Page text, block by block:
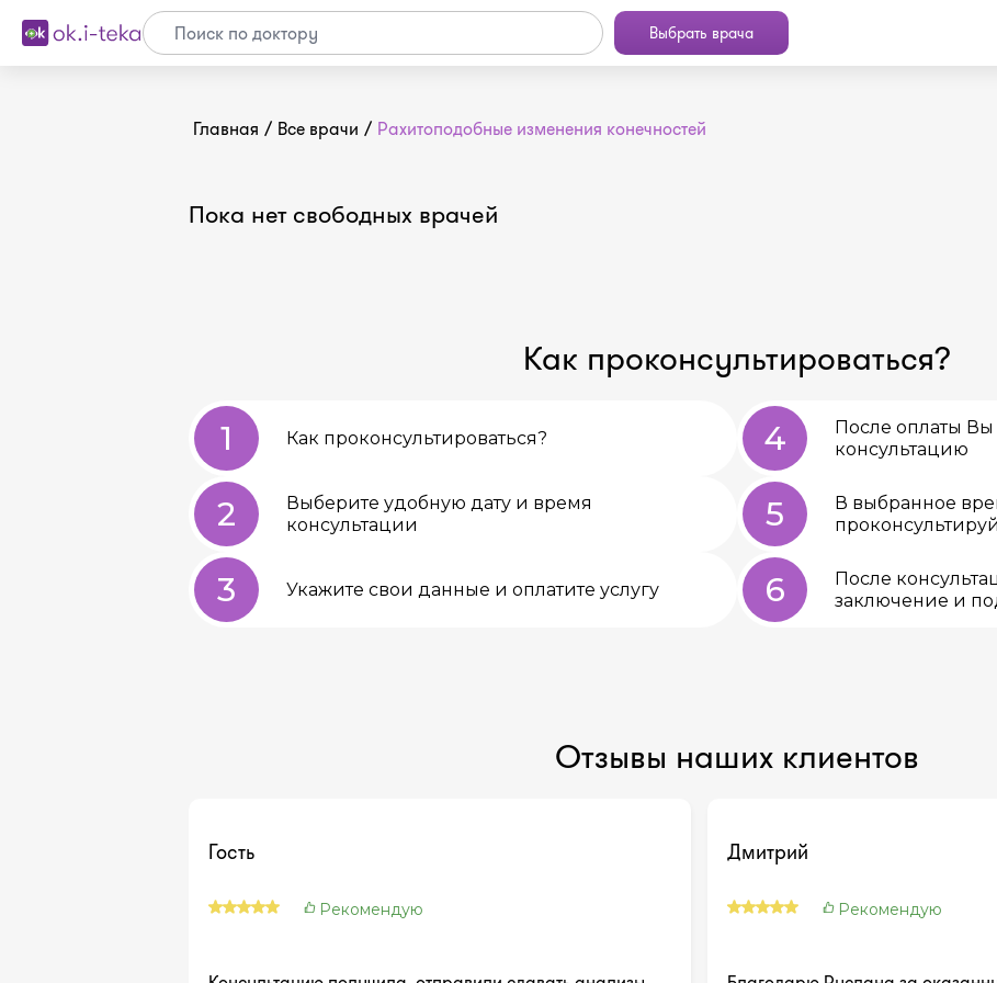
Выбрать врача
Главная / Все врачи / Рахитоподобные изменения конечностей
Пока нет свободных врачей
Как проконсультироваться?
1 Как проконсультироваться?
2
Выберите удобную дату и время
консультации
3 Укажите свои данные и оплатите услугу
4
После оплаты
консультацию
5
В выбранное
6
После
заключение и
Отзывы наших клиентов
Гость
Рекомендую
Дмитрий
Рекомендую